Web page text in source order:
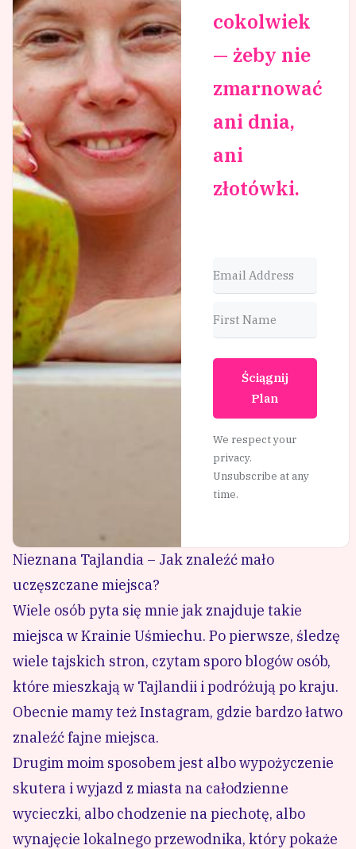
cokolwiek
— żeby nie
zmarnować
ani dnia,
ani
złotówki.
Ściągnij
Plan
We respect your
privacy.
Unsubscribe at any
time.
Nieznana Tajlandia – Jak znaleźć mało
uczęszczane miejsca?
Wiele osób pyta się mnie jak znajduje takie
miejsca w Krainie Uśmiechu. Po pierwsze, śledzę
wiele tajskich stron, czytam sporo blogów osób,
które mieszkają w Tajlandii i podróżują po kraju.
Obecnie mamy też Instagram, gdzie bardzo łatwo
znaleźć fajne miejsca.
Drugim moim sposobem jest albo wypożyczenie
skutera i wyjazd z miasta na całodzienne
wycieczki, albo chodzenie na piechotę, albo
wynajęcie lokalnego przewodnika, który pokaże